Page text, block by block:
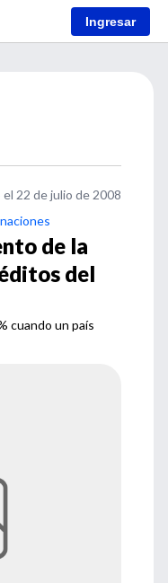
Ingresar
el 22 de julio de 2008
de la
del
cuando un país